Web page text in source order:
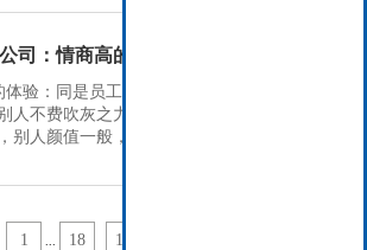
任？人们对这些问题的认识却相差甚大，有的
司：情商高的人，说话都带着光
验：同是员工，别人升职加薪，自己迟迟没
人不费吹灰之力就拿到大单，自己磨破嘴皮还
别人颜值一般，总能和出色的人在一起，自己
神”的黄执中曾说：人生的困扰，十之八九都
气不佳”，都
1 18 19